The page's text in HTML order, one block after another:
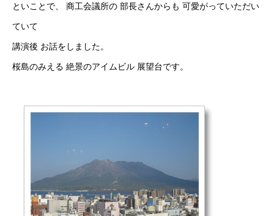
といことで、 商工会議所の 部長さんからも 可愛がっていただい
ていて
講演後 お話をしました。
桜島のみえる 絶景のアイムビル 展望台です。